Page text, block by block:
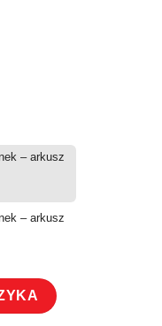
– arkusz
– arkusz